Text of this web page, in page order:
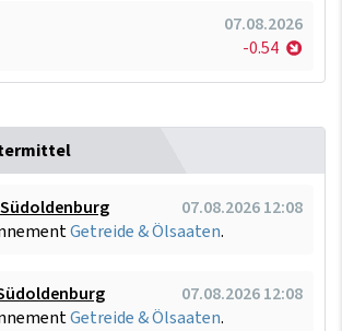
07.08.2026
-0.54
07.08.2026 12:08
Getreide & Ölsaaten.
07.08.2026 12:08
Getreide & Ölsaaten.